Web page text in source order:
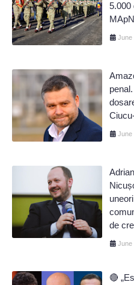
5.000
MApN
June
June
de
June
🔴